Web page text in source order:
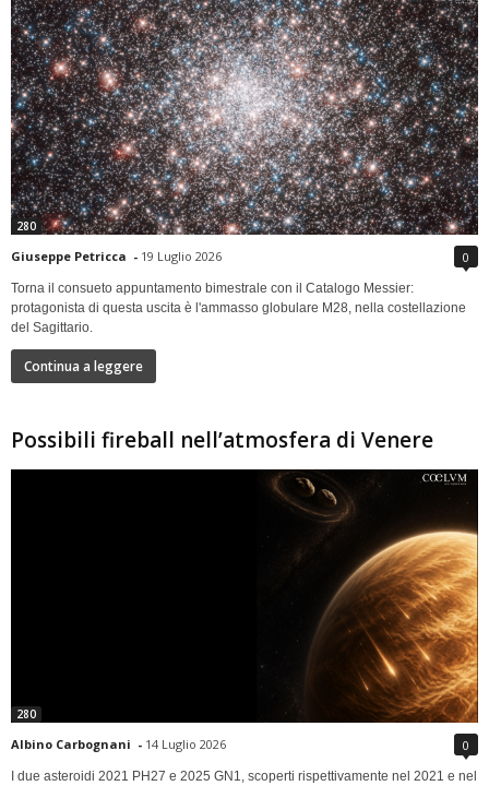
280
Giuseppe Petricca - 19 Luglio 2026 0
Torna il consueto appuntamento bimestrale con il Catalogo Messier:
protagonista di questa uscita è l'ammasso globulare M28, nella costellazione
del Sagittario.
Continua a leggere
Possibili fireball nell’atmosfera di Venere
280
Albino Carbognani - 14 Luglio 2026 0
I due asteroidi 2021 PH27 e 2025 GN1, scoperti rispettivamente nel 2021 e nel